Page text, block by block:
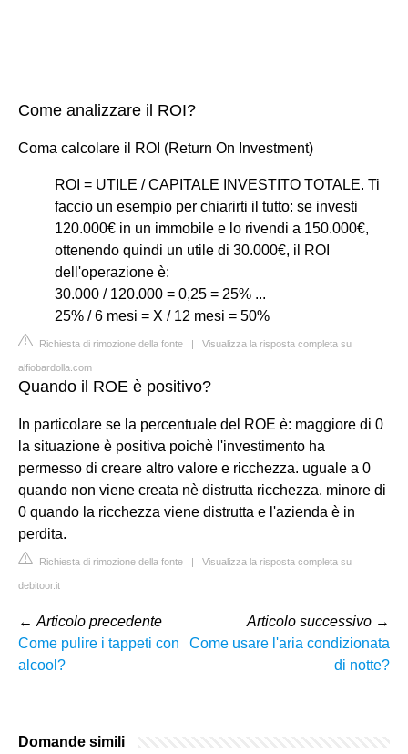
Come analizzare il ROI?
Coma calcolare il ROI (Return On Investment)
ROI = UTILE / CAPITALE INVESTITO TOTALE. Ti
faccio un esempio per chiarirti il tutto: se investi
120.000€ in un immobile e lo rivendi a 150.000€,
ottenendo quindi un utile di 30.000€, il ROI
dell'operazione è:
30.000 / 120.000 = 0,25 = 25% ...
25% / 6 mesi = X / 12 mesi = 50%
Richiesta di rimozione della fonte | Visualizza la risposta completa su
alfiobardolla.com
Quando il ROE è positivo?
In particolare se la percentuale del ROE è: maggiore di 0
la situazione è positiva poichè l'investimento ha
permesso di creare altro valore e ricchezza. uguale a 0
quando non viene creata nè distrutta ricchezza. minore di
0 quando la ricchezza viene distrutta e l'azienda è in
perdita.
Richiesta di rimozione della fonte | Visualizza la risposta completa su
debitoor.it
← Articolo precedente
Come pulire i tappeti con
alcool?
Articolo successivo →
Come usare l'aria condizionata
di notte?
Domande simili